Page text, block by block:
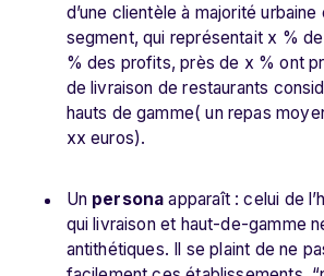
d’une clientèle à majorité
segment, qui représentait x %
% des profits, près de x % ont
de livraison de restaurants
hauts de gamme( un repas
xx euros).
Un persona apparaît : celui de
qui livraison et haut-de-gamme
antithétiques. Il se plaint de ne